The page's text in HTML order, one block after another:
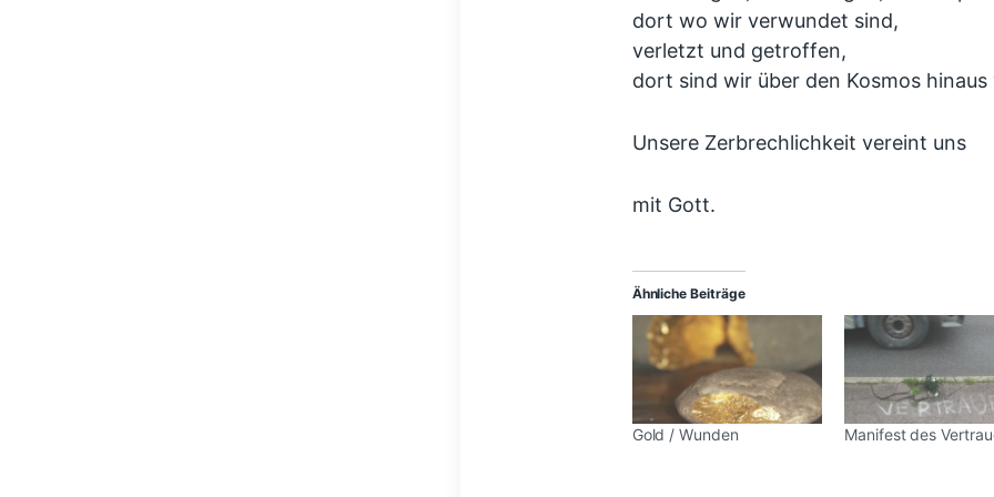
dort wo wir verwundet sind,
verletzt und getroffen,
dort sind wir über den Kosmos hinaus
Unsere Zerbrechlichkeit vereint uns
mit Gott.
Ähnliche Beiträge
Gold / Wunden Manifest des